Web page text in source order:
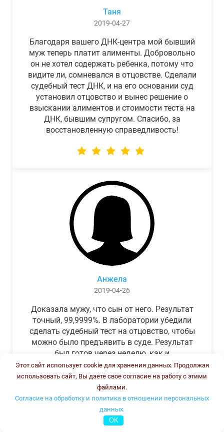
Таня
2019-04-27
Благодаря вашего ДНК-центра мой бывший
муж теперь платит алименты. Добровольно
он не хотел содержать ребенка, потому что
видите ли, сомневался в отцовстве. Сделали
судебный тест ДНК, и на его основании суд
установил отцовство и вынес решение о
взыскании алиментов и стоимости теста на
ДНК, бывшим супругом. Спасибо, за
восстановленную справедливость!
Анжела
2019-04-26
Доказала мужу, что сын от него. Результат
точный, 99,9999%. В лаборатории убедили
сделать судебный тест на отцовство, чтобы
можно было предъявить в суде. Результат
был готов через неделю, как и
обещали.Теперь муж бегает и извиняется.
Этот сайт использует cookie для хранения данных. Продолжая
использовать сайт, Вы даете свое согласие на работу с этими
файлами.
Согласие на обработку и политика в отношении персональных
данных.
OK